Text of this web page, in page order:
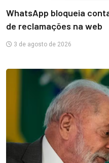
WhatsApp bloqueia
de reclamações na web
3 de agosto de 2026